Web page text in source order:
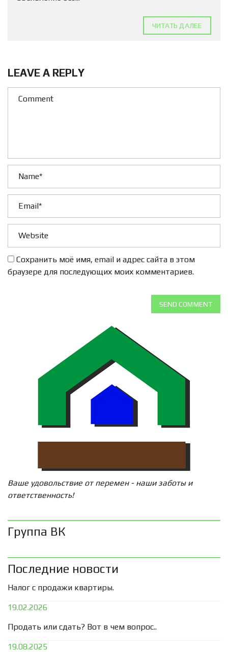
ЧИТАТЬ ДАЛЕЕ
LEAVE A REPLY
Сохранить моё имя, email и адрес сайта в этом
браузере для последующих моих комментариев.
SEND COMMENT
Ваше удовольствие от перемен - наши заботы и
ответственность!
Группа ВК
Последние новости
Налог с продажи квартиры.
19.02.2026
Продать или сдать? Вот в чем вопрос..
19.08.2025